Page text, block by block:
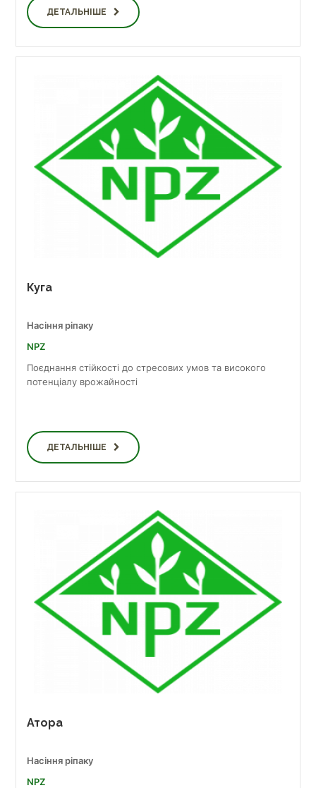
ДЕТАЛЬНІШЕ
Куга
Насіння ріпаку
NPZ
Поєднання стійкості до стресових умов та високого
потенціалу врожайності
ДЕТАЛЬНІШЕ
Атора
Насіння ріпаку
NPZ